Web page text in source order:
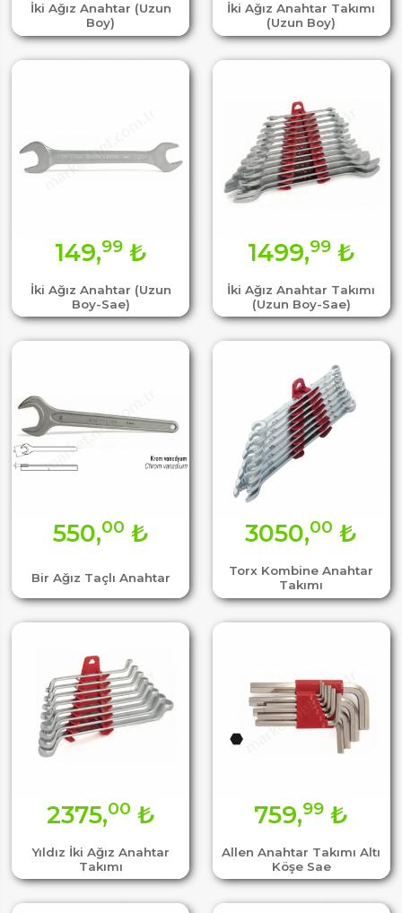
İki Ağız Anahtar (Uzun
Boy)
İki Ağız Anahtar Takımı
(Uzun Boy)
İki Ağız Anahtar (Uzun
Boy-Sae)
149,99₺
İki Ağız Anahtar Takımı
(Uzun Boy-Sae)
1499,99₺
Bir Ağız Taçlı Anahtar
550,00 ₺
Torx Kombine Anahtar
Takımı
3050,00 ₺
Yıldız İki Ağız Anahtar
Takımı
2375,00 ₺
Allen Anahtar Takımı Altı
Köşe Sae
759,99 ₺